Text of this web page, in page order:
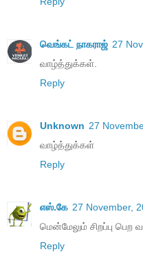
வெங்கட் நாகராஜ் 27
வாழ்த்துக்கள்.
Reply
Unknown 27
வாழ்த்துக்கள்
Reply
எஸ்.கே 27 November,
மென்மேலும் சிறப்பு பெற
Reply